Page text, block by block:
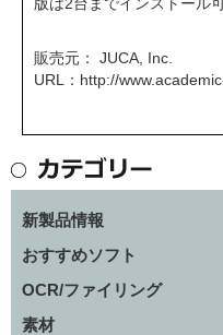
販売元： JUCA, Inc.
URL： http://
新製品情報
おすすめソフト
OCR/ファイリング
素材